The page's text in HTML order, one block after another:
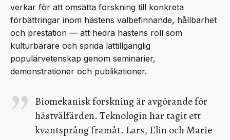
verkar för att omsätta forskning till konkreta
förbättringar inom hästens välbefinnande, hållbarhet
och prestation — att hedra hästens roll som
kulturbärare och sprida lättillgänglig
populärvetenskap genom seminarier,
demonstrationer och publikationer.
Biomekanisk forskning är avgörande för
hästvälfärden. Teknologin har tagit ett
kvantsprång framåt. Lars, Elin och Marie